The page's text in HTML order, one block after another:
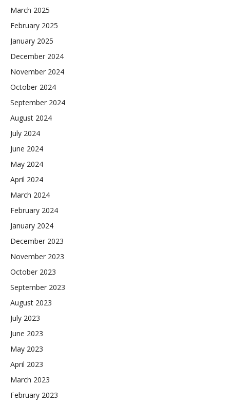
March 2025
February 2025
January 2025
December 2024
November 2024
October 2024
September 2024
August 2024
July 2024
June 2024
May 2024
April 2024
March 2024
February 2024
January 2024
December 2023
November 2023
October 2023
September 2023
August 2023
July 2023
June 2023
May 2023
April 2023
March 2023
February 2023